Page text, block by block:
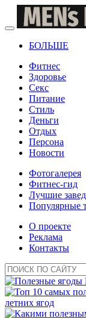
БОЛЬШЕ
Фитнес
Здоровье
Секс
Питание
Стиль
Деньги
Отдых
Персона
Новости
Фотогалерея
Фитнес-гид
Лучшие
Популярные
О проекте
Реклама
Контакты
летних ягод